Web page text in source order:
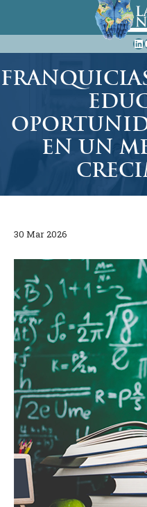
al
contenido
EN UN
30 Mar 2026